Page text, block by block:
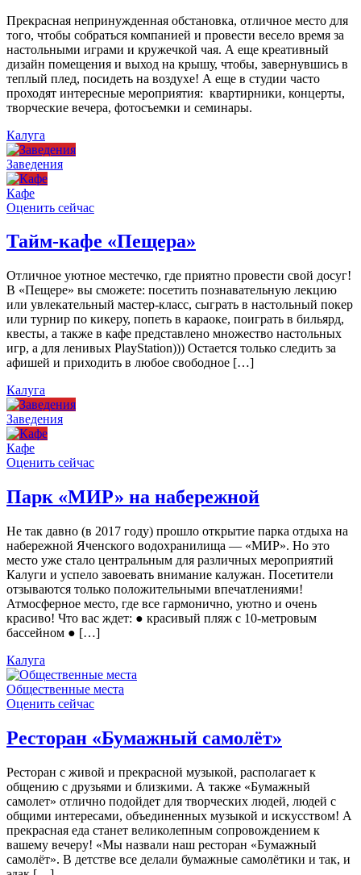
Прекрасная непринужденная обстановка, отличное место для
того, чтобы собраться компанией и провести весело время за
настольными играми и кружечкой чая. А еще креативный
дизайн помещения и выход на крышу, чтобы, завернувшись в
теплый плед, посидеть на воздухе! А еще в студии часто
проходят интересные мероприятия: квартирники, концерты,
творческие вечера, фотосъемки и семинары.
Калуга
Заведения
Кафе
Оценить сейчас
Тайм-кафе «Пещера»
Отличное уютное местечко, где приятно провести свой досуг!
В «Пещере» вы сможете: посетить познавательную лекцию
или увлекательный мастер-класс, сыграть в настольный покер
или турнир по кикеру, попеть в караоке, поиграть в бильярд,
квесты, а также в кафе представлено множество настольных
игр, а для ленивых PlayStation))) Остается только следить за
афишей и приходить в любое свободное […]
Калуга
Заведения
Кафе
Оценить сейчас
Парк «МИР» на набережной
Не так давно (в 2017 году) прошло открытие парка отдыха на
набережной Яченского водохранилища — «МИР». Но это
место уже стало центральным для различных мероприятий
Калуги и успело завоевать внимание калужан. Посетители
отзываются только положительными впечатлениями!
Атмосферное место, где все гармонично, уютно и очень
красиво! Что вас ждет: ● красивый пляж с 10-метровым
бассейном ● […]
Калуга
Общественные места
Оценить сейчас
Ресторан «Бумажный самолёт»
Ресторан с живой и прекрасной музыкой, располагает к
общению с друзьями и близкими. А также «Бумажный
самолет» отлично подойдет для творческих людей, людей с
общими интересами, объединенных музыкой и искусством! А
прекрасная еда станет великолепным сопровождением к
вашему вечеру! «Мы назвали наш ресторан «Бумажный
самолёт». В детстве все делали бумажные самолётики и так, и